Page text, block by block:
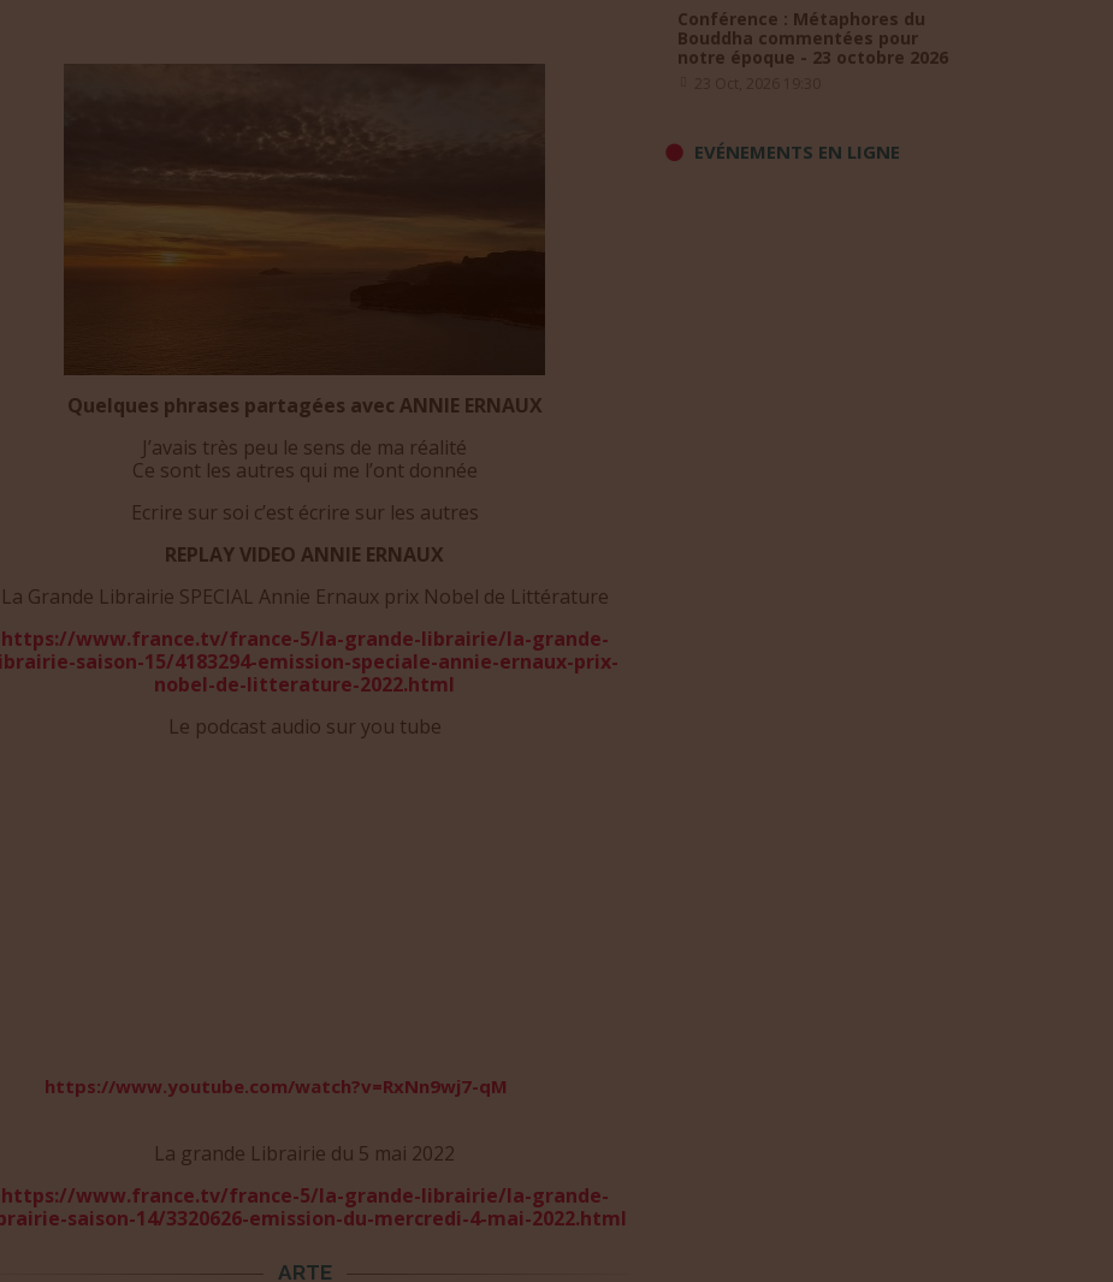
Quelques phrases partagées avec ANNIE ERNAUX
J’avais très peu le sens de ma réalité
Ce sont les autres qui me l’ont donnée
Ecrire sur soi c’est écrire sur les autres
REPLAY VIDEO ANNIE ERNAUX
La Grande Librairie SPECIAL Annie Ernaux prix Nobel de Littérature
https://www.france.tv/france-5/la-grande-librairie/la-grande-
saison-15/4183294-emission-speciale-annie-ernaux-prix-
nobel-de-litterature-2022.html
Le podcast audio sur you tube
https://www.youtube.com/watch?v=RxNn9wj7-qM
La grande Librairie du 5 mai 2022
https://www.france.tv/france-5/la-grande-librairie/la-grande-
saison-14/3320626-emission-du-mercredi-4-mai-2022.html
ARTE
Conférence : Métaphores du
Bouddha commentées pour
notre époque - 23 octobre 2026
EVÉNEMENTS EN LIGNE